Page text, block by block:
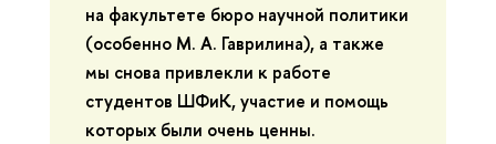
на факультете бюро научной политики
(особенно М. А. Гаврилина), а также
мы снова привлекли к работе
студентов ШФиК, участие и помощь
которых были очень ценны.